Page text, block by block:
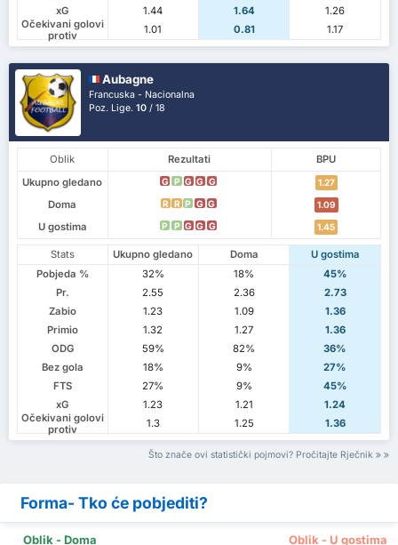
xG
1.44 1.64
1.26
Očekivani golovi
protiv
1.01 0.81 1.17
Aubagne
Francuska - Nacionalna
Poz. Lige.10 / 18
Oblik Rezultati
BPU
Ukupno gledano
G P G G G 1.27
Doma R R P G G 1.09
U gostima P P G G G 1.45
Stats Ukupno gledano Doma
U gostima
Pobjeda %
32% 18%
45%
Pr.
2.55 2.36
2.73
Zabio
1.23 1.09
1.36
Primio
1.32 1.27
1.36
ODG
59% 82%
36%
Bez gola
18% 9%
27%
FTS
27% 9%
45%
xG
1.23 1.21
1.24
Očekivani golovi
protiv
1.3 1.25 1.36
Što znače ovi statistički pojmovi? Pročitajte Rječnik
Forma- Tko će pobjediti?
Oblik - Doma Oblik - U gostima